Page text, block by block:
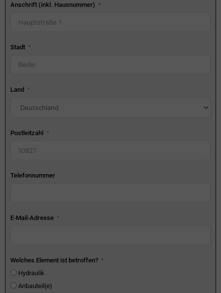
Anschrift (inkl. Hausnummer)
Stadt
Land
Postleitzahl
Telefonnummer
E-Mail-Adresse
Welches Element ist betroffen?
Hydraulik
Anbauteil(e)